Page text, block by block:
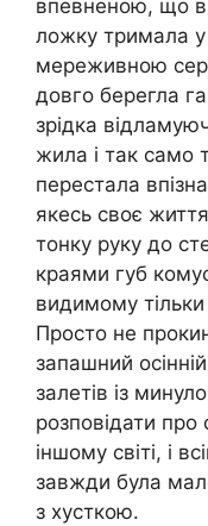
впевненою, що
ложку тримала у
мереживною
довго берегла
зрідка
жила і так само
перестала
якесь своє
тонку руку до
краями губ
видимому тільки
Просто не
запашний
залетів із
розповідати
іншому світі, і
завжди була
з хусткою.